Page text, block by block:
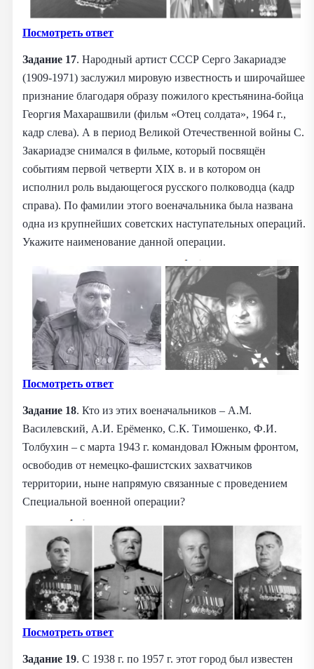
Посмотреть ответ
Задание 17. Народный артист СССР Серго Закариадзе
(1909-1971) заслужил мировую известность и широчайшее
признание благодаря образу пожилого крестьянина-бойца
Георгия Махарашвили (фильм «Отец солдата», 1964 г.,
кадр слева). А в период Великой Отечественной войны C.
Закариадзе снимался в фильме, который посвящён
событиям первой четверти XIX в. и в котором он
исполнил роль выдающегося русского полководца (кадр
справа). По фамилии этого военачальника была названа
одна из крупнейших советских наступательных операций.
Укажите наименование данной операции.
Посмотреть ответ
Задание 18. Кто из этих военачальников – А.М.
Василевский, А.И. Ерёменко, С.К. Тимошенко, Ф.И.
Толбухин – с марта 1943 г. командовал Южным фронтом,
освободив от немецко-фашистских захватчиков
территории, ныне напрямую связанные с проведением
Специальной военной операции?
Посмотреть ответ
Задание 19. С 1938 г. по 1957 г. этот город был известен